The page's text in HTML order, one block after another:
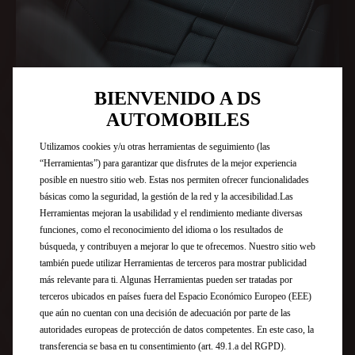
TAPICERÍA "BRACELET"
BIENVENIDO A DS
AUTOMOBILES
Utilizamos cookies y/u otras herramientas de seguimiento (las
“Herramientas”) para garantizar que disfrutes de la mejor experiencia
posible en nuestro sitio web. Estas nos permiten ofrecer funcionalidades
básicas como la seguridad, la gestión de la red y la accesibilidad.Las
Herramientas mejoran la usabilidad y el rendimiento mediante diversas
funciones, como el reconocimiento del idioma o los resultados de
búsqueda, y contribuyen a mejorar lo que te ofrecemos. Nuestro sitio web
también puede utilizar Herramientas de terceros para mostrar publicidad
más relevante para ti. Algunas Herramientas pueden ser tratadas por
terceros ubicados en países fuera del Espacio Económico Europeo (EEE)
que aún no cuentan con una decisión de adecuación por parte de las
autoridades europeas de protección de datos competentes. En este caso, la
transferencia se basa en tu consentimiento (art. 49.1.a del RGPD).